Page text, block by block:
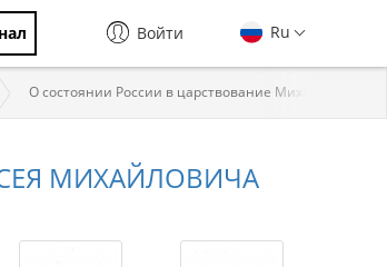
Ru
Войти
О состоянии России в царствование Михаила
МИХАЙЛОВИЧА